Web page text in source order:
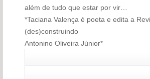
além de tudo que estar por vir…
*Taciana Valença é poeta e edita a
(des)construindo
Antonino Oliveira Júnior*